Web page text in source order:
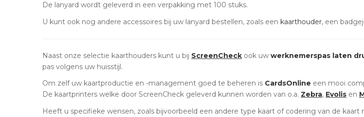
De lanyard wordt geleverd in een verpakking met 100 stuks.
U kunt ook nog andere accessoires bij uw lanyard bestellen, zoals een kaarthouder, een
Naast onze selectie kaarthouders kunt u bij ScreenCheck ook uw werknemerspas laten
pas volgens uw huisstijl.
Om zelf uw kaartproductie en -management goed te beheren is CardsOnline een mooi
De kaartprinters welke door ScreenCheck geleverd kunnen worden van o.a. Zebra, Evolis en
Heeft u specifieke wensen, zoals bijvoorbeeld een andere type kaart of codering van de kaart